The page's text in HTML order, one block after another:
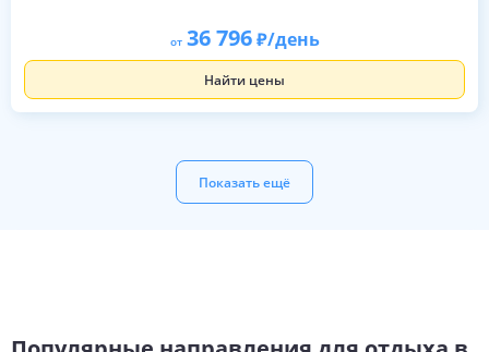
от 36 796 /день
Найти цены
Показать ещё